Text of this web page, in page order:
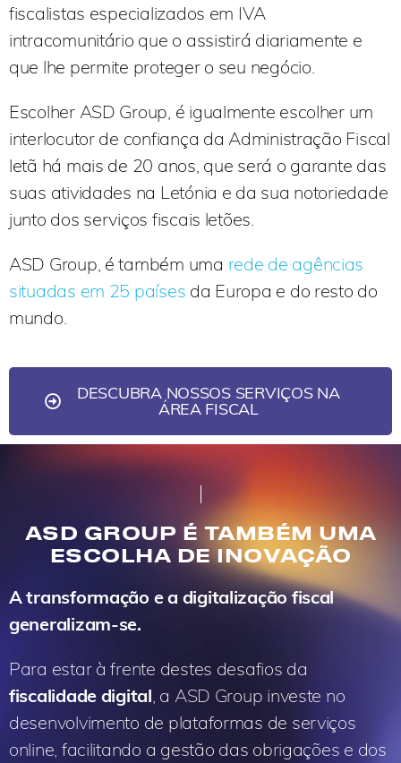
fiscalistas especializados em IVA
intracomunitário que o assistirá diariamente e
que lhe permite proteger o seu negócio.
Escolher ASD Group, é igualmente escolher um
interlocutor de confiança da Administração Fiscal
letã há mais de 20 anos, que será o garante das
suas atividades na Letónia e da sua notoriedade
junto dos serviços fiscais letões.
ASD Group, é também uma rede de agências
situadas em 25 países da Europa e do resto do
mundo.
DESCUBRA NOSSOS SERVIÇOS NA
ÁREA FISCAL
ASD GROUP É TAMBÉM UMA
ESCOLHA DE INOVAÇÃO
A transformação e a digitalização fiscal
generalizam-se.
Para estar à frente destes desafios da
fiscalidade digital , a ASD Group investe no
desenvolvimento de plataformas de serviços
online, facilitando a gestão das obrigações e dos